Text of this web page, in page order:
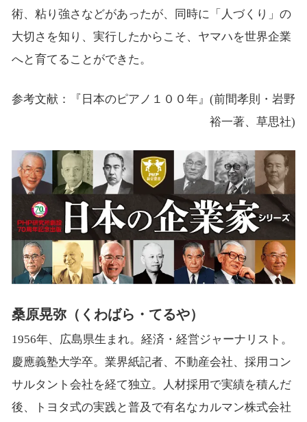
術、粘り強さなどがあったが、同時に「人づくり」の
大切さを知り、実行したからこそ、ヤマハを世界企業
へと育てることができた。
参考文献：『日本のピアノ１００年』(前間孝則・岩野
裕一著、草思社)
桑原晃弥（くわばら・てるや）
1956年、広島県生まれ。経済・経営ジャーナリスト。
慶應義塾大学卒。業界紙記者、不動産会社、採用コン
サルタント会社を経て独立。人材採用で実績を積んだ
後、トヨタ式の実践と普及で有名なカルマン株式会社